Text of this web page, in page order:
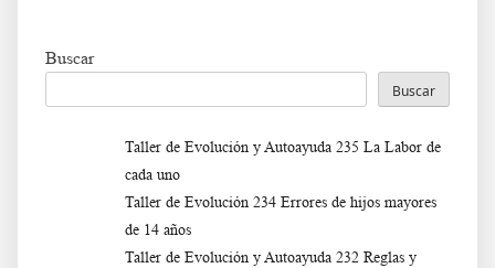
Buscar
Buscar
Taller de Evolución y Autoayuda 235 La Labor de
cada uno
Taller de Evolución 234 Errores de hijos mayores
de 14 años
Taller de Evolución y Autoayuda 232 Reglas y